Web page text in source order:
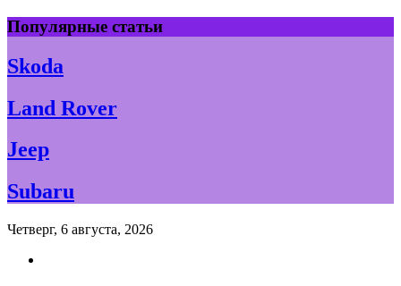
Skip
to
content
Популярные статьи
Skoda
Land Rover
Jeep
Subaru
Четверг, 6 августа, 2026